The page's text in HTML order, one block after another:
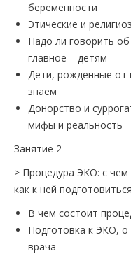
беременности
Этические и
Надо ли говорить
главное – детям
Дети, рожденные от
знаем
Донорство и
мифы и реальность
Занятие 2
> Процедура ЭКО: с
как к ней подготовиться
В чем состоит
Подготовка к ЭКО, о
врача